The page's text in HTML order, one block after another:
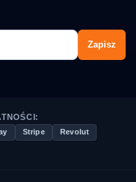
Zapisz
Stripe Revolut